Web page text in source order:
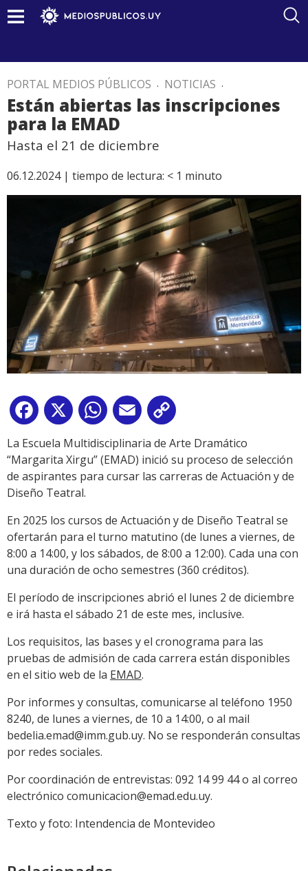
PORTAL MEDIOS PÚBLICOS . NOTICIAS .
Están abiertas las inscripciones
para la EMAD
Hasta el 21 de diciembre
06.12.2024 | tiempo de lectura: < 1 minuto
Facebook
X WhatsApp
Email
Link
La Escuela Multidisciplinaria de Arte Dramático
“Margarita Xirgu” (EMAD) inició su proceso de selección
de aspirantes para cursar las carreras de Actuación y de
Diseño Teatral.
En 2025 los cursos de Actuación y de Diseño Teatral se
ofertarán para el turno matutino (de lunes a viernes, de
8:00 a 14:00, y los sábados, de 8:00 a 12:00). Cada una con
una duración de ocho semestres (360 créditos).
El período de inscripciones abrió el lunes 2 de diciembre
e irá hasta el sábado 21 de este mes, inclusive.
Los requisitos, las bases y el cronograma para las
pruebas de admisión de cada carrera están disponibles
en el sitio web de la EMAD.
Por informes y consultas, comunicarse al teléfono 1950
8240, de lunes a viernes, de 10 a 14:00, o al mail
bedelia.emad@imm.gub.uy. No se responderán consultas
por redes sociales.
Por coordinación de entrevistas: 092 14 99 44 o al correo
electrónico comunicacion@emad.edu.uy.
Texto y foto: Intendencia de Montevideo